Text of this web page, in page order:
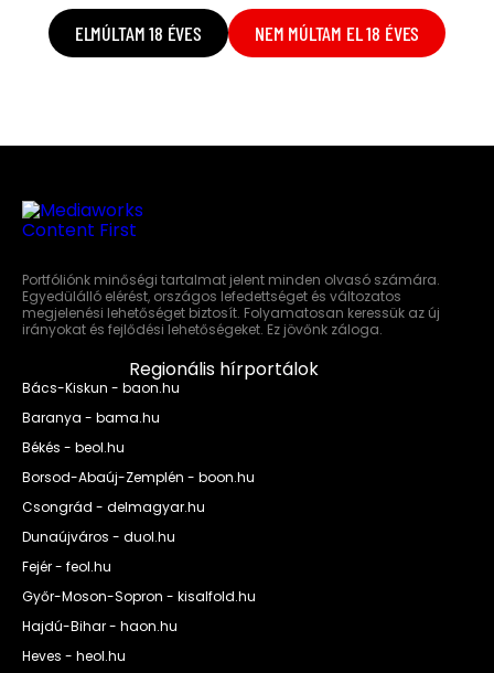
ELMÚLTAM 18 ÉVES NEM MÚLTAM EL 18 ÉVES
Portfóliónk minőségi tartalmat jelent minden olvasó számára.
Egyedülálló elérést, országos lefedettséget és változatos
megjelenési lehetőséget biztosít. Folyamatosan keressük az új
irányokat és fejlődési lehetőségeket. Ez jövőnk záloga.
Regionális hírportálok
Bács-Kiskun - baon.hu
Baranya - bama.hu
Békés - beol.hu
Borsod-Abaúj-Zemplén - boon.hu
Csongrád - delmagyar.hu
Dunaújváros - duol.hu
Fejér - feol.hu
Győr-Moson-Sopron - kisalfold.hu
Hajdú-Bihar - haon.hu
Heves - heol.hu